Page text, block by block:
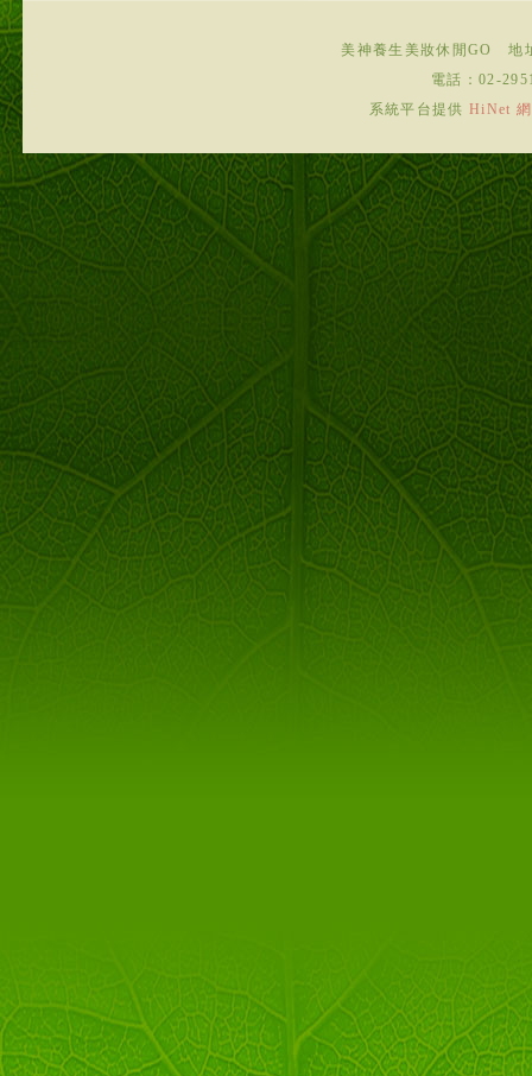
美神養生美妝休閒GO
地
電話： 02-
系統平台提供HiNet